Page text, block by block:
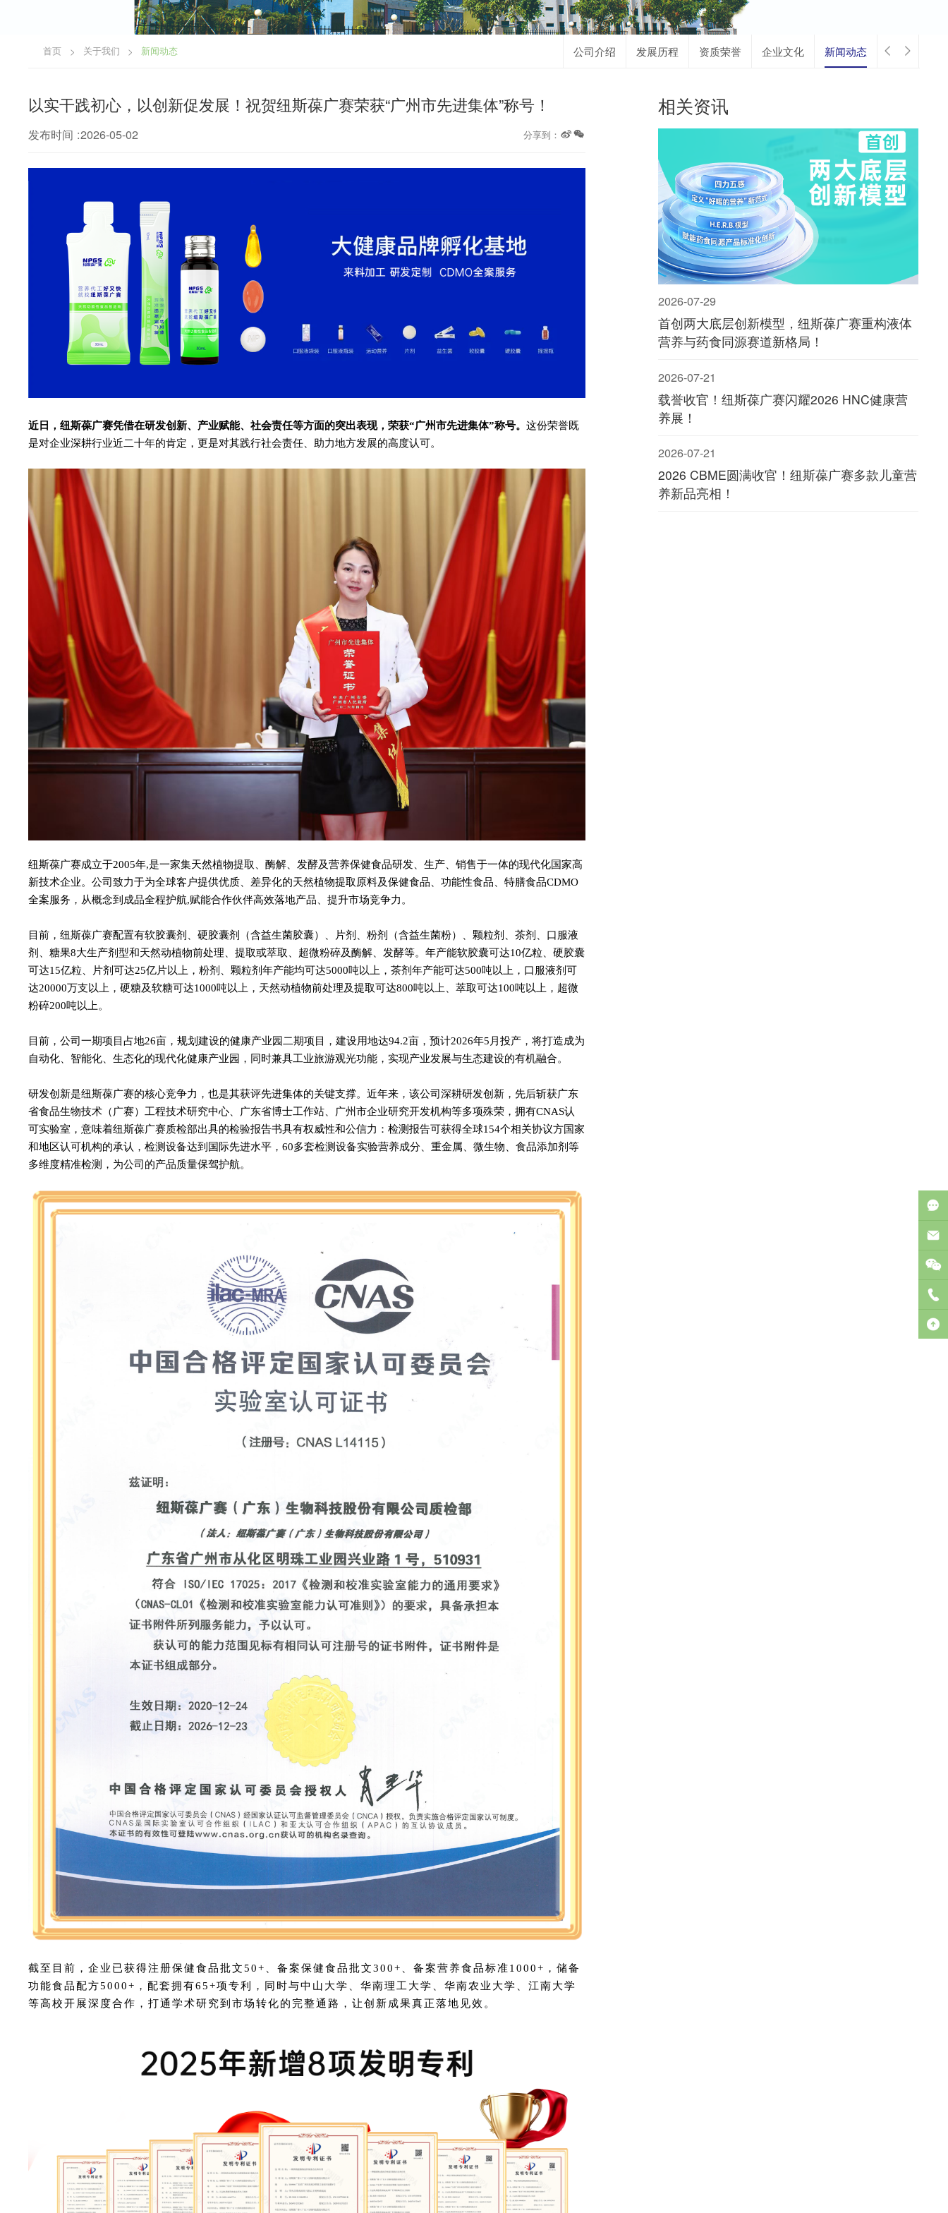
首页 > 关于我们 > 新闻动态 公司介绍 发展历程 资质荣誉 企业文化 新闻动态
以实干践初心，以创新促发展！祝贺纽斯葆广赛荣获“广州市先进集体”称号！
发布时间 :2026-05-02 分享到：
近日，纽斯葆广赛凭借在研发创新、产业赋能、社会责任等方面的突出表现，荣获“广州市先进集体”称号。这份荣誉既
是对企业深耕行业近二十年的肯定，更是对其践行社会责任、助力地方发展的高度认可。
纽斯葆广赛成立于2005年,是一家集天然植物提取、酶解、发酵及营养保健食品研发、生产、销售于一体的现代化国家高
新技术企业。公司致力于为全球客户提供优质、差异化的天然植物提取原料及保健食品、功能性食品、特膳食品CDMO
全案服务，从概念到成品全程护航,赋能合作伙伴高效落地产品、提升市场竞争力。
目前，纽斯葆广赛配置有软胶囊剂、硬胶囊剂（含益生菌胶囊）、片剂、粉剂（含益生菌粉）、颗粒剂、茶剂、口服液
剂、糖果8大生产剂型和天然动植物前处理、提取或萃取、超微粉碎及酶解、发酵等。年产能软胶囊可达10亿粒、硬胶囊
可达15亿粒、片剂可达25亿片以上，粉剂、颗粒剂年产能均可达5000吨以上，茶剂年产能可达500吨以上，口服液剂可
达20000万支以上，硬糖及软糖可达1000吨以上，天然动植物前处理及提取可达800吨以上、萃取可达100吨以上，超微
粉碎200吨以上。
目前，公司一期项目占地26亩，规划建设的健康产业园二期项目，建设用地达94.2亩，预计2026年5月投产，将打造成为
自动化、智能化、生态化的现代化健康产业园，同时兼具工业旅游观光功能，实现产业发展与生态建设的有机融合。
研发创新是纽斯葆广赛的核心竞争力，也是其获评先进集体的关键支撑。近年来，该公司深耕研发创新，先后斩获广东
省食品生物技术（广赛）工程技术研究中心、广东省博士工作站、广州市企业研究开发机构等多项殊荣，拥有CNAS认
可实验室，意味着纽斯葆广赛质检部出具的检验报告书具有权威性和公信力：检测报告可获得全球154个相关协议方国家
和地区认可机构的承认，检测设备达到国际先进水平，60多套检测设备实验营养成分、重金属、微生物、食品添加剂等
多维度精准检测，为公司的产品质量保驾护航。
截至目前，企业已获得注册保健食品批文50+、备案保健食品批文300+、备案营养食品标准1000+，储备
功能食品配方5000+，配套拥有65+项专利，同时与中山大学、华南理工大学、华南农业大学、江南大学
等高校开展深度合作，打通学术研究到市场转化的完整通路，让创新成果真正落地见效。
相关资讯
2026-07-29
首创两大底层创新模型，纽斯葆广赛重构液体
营养与药食同源赛道新格局！
2026-07-21
载誉收官！纽斯葆广赛闪耀2026 HNC健康营
养展！
2026-07-21
2026 CBME圆满收官！纽斯葆广赛多款儿童营
养新品亮相！